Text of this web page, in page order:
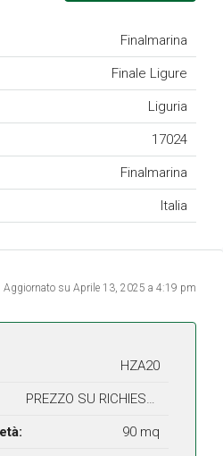
Finalmarina
Finale Ligure
Liguria
17024
Finalmarina
Italia
Aggiornato su Aprile 13, 2025 a 4:19 pm
HZA20
PREZZO SU RICHIESTA
90 mq